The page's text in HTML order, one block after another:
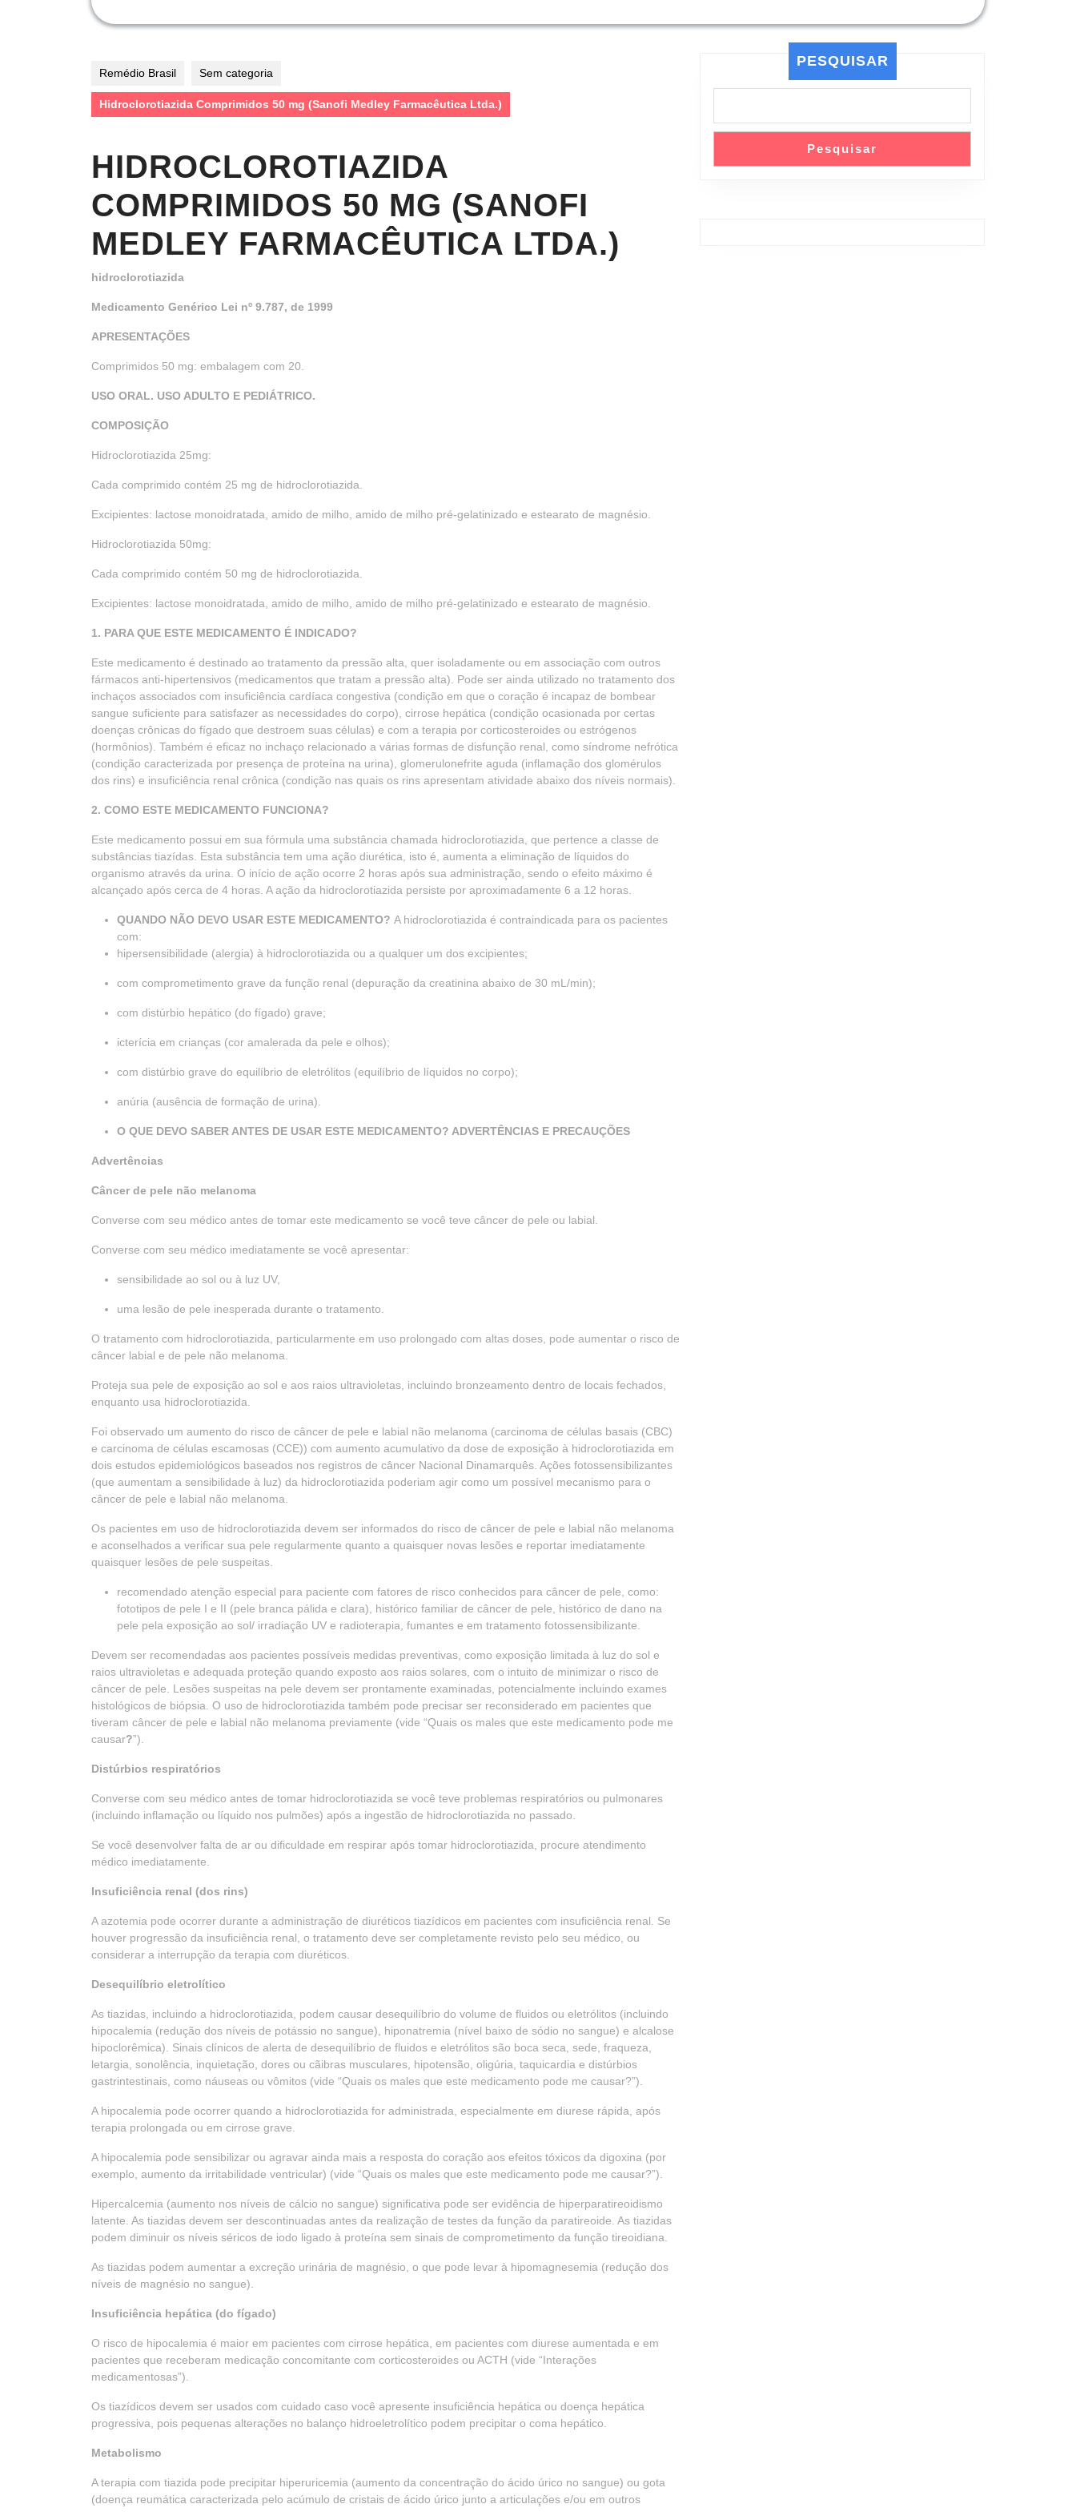
Remédio Brasil Sem categoria
Hidroclorotiazida Comprimidos 50 mg (Sanofi Medley Farmacêutica Ltda.)
HIDROCLOROTIAZIDA
COMPRIMIDOS 50 MG (SANOFI
MEDLEY FARMACÊUTICA LTDA.)
hidroclorotiazida
Medicamento Genérico Lei nº 9.787, de 1999
APRESENTAÇÕES
Comprimidos 50 mg: embalagem com 20.
USO ORAL. USO ADULTO E PEDIÁTRICO.
COMPOSIÇÃO
Hidroclorotiazida 25mg:
Cada comprimido contém 25 mg de hidroclorotiazida.
Excipientes: lactose monoidratada, amido de milho, amido de milho pré-gelatinizado e estearato de magnésio.
Hidroclorotiazida 50mg:
Cada comprimido contém 50 mg de hidroclorotiazida.
Excipientes: lactose monoidratada, amido de milho, amido de milho pré-gelatinizado e estearato de magnésio.
1. PARA QUE ESTE MEDICAMENTO É INDICADO?
Este medicamento é destinado ao tratamento da pressão alta, quer isoladamente ou em associação com outros
fármacos anti-hipertensivos (medicamentos que tratam a pressão alta). Pode ser ainda utilizado no tratamento dos
inchaços associados com insuficiência cardíaca congestiva (condição em que o coração é incapaz de bombear
sangue suficiente para satisfazer as necessidades do corpo), cirrose hepática (condição ocasionada por certas
doenças crônicas do fígado que destroem suas células) e com a terapia por corticosteroides ou estrógenos
(hormônios). Também é eficaz no inchaço relacionado a várias formas de disfunção renal, como síndrome nefrótica
(condição caracterizada por presença de proteína na urina), glomerulonefrite aguda (inflamação dos glomérulos
dos rins) e insuficiência renal crônica (condição nas quais os rins apresentam atividade abaixo dos níveis normais).
2. COMO ESTE MEDICAMENTO FUNCIONA?
Este medicamento possui em sua fórmula uma substância chamada hidroclorotiazida, que pertence a classe de
substâncias tiazídas. Esta substância tem uma ação diurética, isto é, aumenta a eliminação de líquidos do
organismo através da urina. O início de ação ocorre 2 horas após sua administração, sendo o efeito máximo é
alcançado após cerca de 4 horas. A ação da hidroclorotiazida persiste por aproximadamente 6 a 12 horas.
QUANDO NÃO DEVO USAR ESTE MEDICAMENTO? A hidroclorotiazida é contraindicada para os pacientes
com:
hipersensibilidade (alergia) à hidroclorotiazida ou a qualquer um dos excipientes;
com comprometimento grave da função renal (depuração da creatinina abaixo de 30 mL/min);
com distúrbio hepático (do fígado) grave;
icterícia em crianças (cor amalerada da pele e olhos);
com distúrbio grave do equilíbrio de eletrólitos (equilíbrio de líquidos no corpo);
anúria (ausência de formação de urina).
O QUE DEVO SABER ANTES DE USAR ESTE MEDICAMENTO? ADVERTÊNCIAS E PRECAUÇÕES
Advertências
Câncer de pele não melanoma
Converse com seu médico antes de tomar este medicamento se você teve câncer de pele ou labial.
Converse com seu médico imediatamente se você apresentar:
sensibilidade ao sol ou à luz UV,
uma lesão de pele inesperada durante o tratamento.
O tratamento com hidroclorotiazida, particularmente em uso prolongado com altas doses, pode aumentar o risco de
câncer labial e de pele não melanoma.
Proteja sua pele de exposição ao sol e aos raios ultravioletas, incluindo bronzeamento dentro de locais fechados,
enquanto usa hidroclorotiazida.
Foi observado um aumento do risco de câncer de pele e labial não melanoma (carcinoma de células basais (CBC)
e carcinoma de células escamosas (CCE)) com aumento acumulativo da dose de exposição à hidroclorotiazida em
dois estudos epidemiológicos baseados nos registros de câncer Nacional Dinamarquês. Ações fotossensibilizantes
(que aumentam a sensibilidade à luz) da hidroclorotiazida poderiam agir como um possível mecanismo para o
câncer de pele e labial não melanoma.
Os pacientes em uso de hidroclorotiazida devem ser informados do risco de câncer de pele e labial não melanoma
e aconselhados a verificar sua pele regularmente quanto a quaisquer novas lesões e reportar imediatamente
quaisquer lesões de pele suspeitas.
recomendado atenção especial para paciente com fatores de risco conhecidos para câncer de pele, como:
fototipos de pele I e II (pele branca pálida e clara), histórico familiar de câncer de pele, histórico de dano na
pele pela exposição ao sol/ irradiação UV e radioterapia, fumantes e em tratamento fotossensibilizante.
Devem ser recomendadas aos pacientes possíveis medidas preventivas, como exposição limitada à luz do sol e
raios ultravioletas e adequada proteção quando exposto aos raios solares, com o intuito de minimizar o risco de
câncer de pele. Lesões suspeitas na pele devem ser prontamente examinadas, potencialmente incluindo exames
histológicos de biópsia. O uso de hidroclorotiazida também pode precisar ser reconsiderado em pacientes que
tiveram câncer de pele e labial não melanoma previamente (vide “Quais os males que este medicamento pode me
causar?”).
Distúrbios respiratórios
Converse com seu médico antes de tomar hidroclorotiazida se você teve problemas respiratórios ou pulmonares
(incluindo inflamação ou líquido nos pulmões) após a ingestão de hidroclorotiazida no passado.
Se você desenvolver falta de ar ou dificuldade em respirar após tomar hidroclorotiazida, procure atendimento
médico imediatamente.
Insuficiência renal (dos rins)
A azotemia pode ocorrer durante a administração de diuréticos tiazídicos em pacientes com insuficiência renal. Se
houver progressão da insuficiência renal, o tratamento deve ser completamente revisto pelo seu médico, ou
considerar a interrupção da terapia com diuréticos.
Desequilíbrio eletrolítico
As tiazidas, incluindo a hidroclorotiazida, podem causar desequilíbrio do volume de fluidos ou eletrólitos (incluindo
hipocalemia (redução dos níveis de potássio no sangue), hiponatremia (nível baixo de sódio no sangue) e alcalose
hipoclorêmica). Sinais clínicos de alerta de desequilíbrio de fluidos e eletrólitos são boca seca, sede, fraqueza,
letargia, sonolência, inquietação, dores ou cãibras musculares, hipotensão, oligúria, taquicardia e distúrbios
gastrintestinais, como náuseas ou vômitos (vide “Quais os males que este medicamento pode me causar?”).
A hipocalemia pode ocorrer quando a hidroclorotiazida for administrada, especialmente em diurese rápida, após
terapia prolongada ou em cirrose grave.
A hipocalemia pode sensibilizar ou agravar ainda mais a resposta do coração aos efeitos tóxicos da digoxina (por
exemplo, aumento da irritabilidade ventricular) (vide “Quais os males que este medicamento pode me causar?”).
Hipercalcemia (aumento nos níveis de cálcio no sangue) significativa pode ser evidência de hiperparatireoidismo
latente. As tiazidas devem ser descontinuadas antes da realização de testes da função da paratireoide. As tiazidas
podem diminuir os níveis séricos de iodo ligado à proteína sem sinais de comprometimento da função tireoidiana.
As tiazidas podem aumentar a excreção urinária de magnésio, o que pode levar à hipomagnesemia (redução dos
níveis de magnésio no sangue).
Insuficiência hepática (do fígado)
O risco de hipocalemia é maior em pacientes com cirrose hepática, em pacientes com diurese aumentada e em
pacientes que receberam medicação concomitante com corticosteroides ou ACTH (vide “Interações
medicamentosas”).
Os tiazídicos devem ser usados com cuidado caso você apresente insuficiência hepática ou doença hepática
progressiva, pois pequenas alterações no balanço hidroeletrolítico podem precipitar o coma hepático.
Metabolismo
A terapia com tiazida pode precipitar hiperuricemia (aumento da concentração do ácido úrico no sangue) ou gota
(doença reumática caracterizada pelo acúmulo de cristais de ácido úrico junto a articulações e/ou em outros
PESQUISAR
Pesquisar